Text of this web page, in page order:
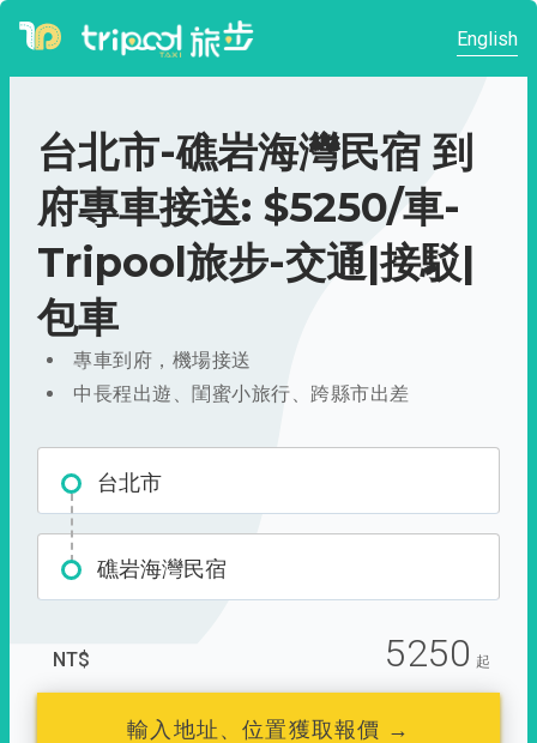
English
台北市-礁岩海灣民宿 到
府專車接送: $5250/車-
Tripool旅步-交通|接駁|
包車
專車到府，機場接送
中長程出遊、閨蜜小旅行、跨縣市出差
台北市
礁岩海灣民宿
NT$ 5250 起
輸入地址、位置獲取報價 →